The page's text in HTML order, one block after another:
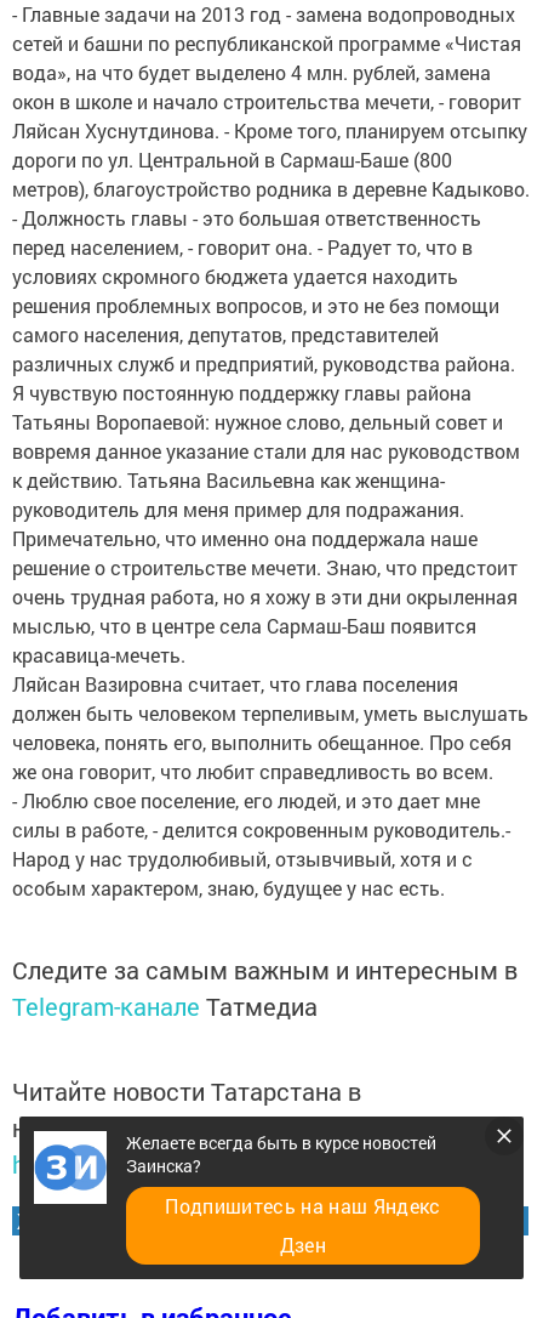
- Главные задачи на 2013 год - замена водопроводных
сетей и башни по республиканской программе «Чистая
вода», на что будет выделено 4 млн. рублей, замена
окон в школе и начало строительства мечети, - говорит
Ляйсан Хуснутдинова. - Кроме того, планируем отсыпку
дороги по ул. Центральной в Сармаш-Баше (800
метров), благоустройство родника в деревне Кадыково.
- Должность главы - это большая ответственность
перед населением, - говорит она. - Радует то, что в
условиях скромного бюджета удается находить
решения проблемных вопросов, и это не без помощи
самого населения, депутатов, представителей
различных служб и предприятий, руководства района.
Я чувствую постоянную поддержку главы района
Татьяны Воропаевой: нужное слово, дельный совет и
вовремя данное указание стали для нас руководством
к действию. Татьяна Васильевна как женщина-
руководитель для меня пример для подражания.
Примечательно, что именно она поддержала наше
решение о строительстве мечети. Знаю, что предстоит
очень трудная работа, но я хожу в эти дни окрыленная
мыслью, что в центре села Сармаш-Баш появится
красавица-мечеть.
Ляйсан Вазировна считает, что глава поселения
должен быть человеком терпеливым, уметь выслушать
человека, понять его, выполнить обещанное. Про себя
же она говорит, что любит справедливость во всем.
- Люблю свое поселение, его людей, и это дает мне
силы в работе, - делится сокровенным руководитель.-
Народ у нас трудолюбивый, отзывчивый, хотя и с
особым характером, знаю, будущее у нас есть.
Следите за самым важным и интересным в
Telegram-канале Татмедиа
Читайте новости Татарстана в
национальном мессенджере MАХ:
https://max.ru/tatmedia
Желаете всегда быть в курсе новостей Заинска?
Желаете всегда быть в курсе новостей
Заинска?
Подпишитесь на наш Яндекс
Дзен